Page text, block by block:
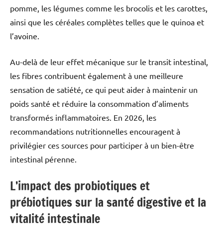
pomme, les légumes comme les brocolis et les carottes,
ainsi que les céréales complètes telles que le quinoa et
l’avoine.
Au-delà de leur effet mécanique sur le transit intestinal,
les fibres contribuent également à une meilleure
sensation de satiété, ce qui peut aider à maintenir un
poids santé et réduire la consommation d’aliments
transformés inflammatoires. En 2026, les
recommandations nutritionnelles encouragent à
privilégier ces sources pour participer à un bien-être
intestinal pérenne.
L’impact des probiotiques et
prébiotiques sur la santé digestive et la
vitalité intestinale